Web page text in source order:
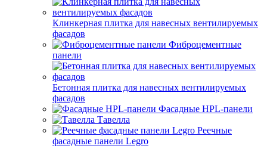
Клинкерная плитка для навесных вентилируемых
фасадов
Фиброцементные
панели
Бетонная плитка для навесных вентилируемых
фасадов
Фасадные HPL-панели
Тавелла
Реечные
фасадные панели Legro